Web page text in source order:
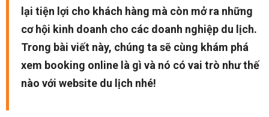
lại tiện lợi cho khách hàng mà còn mở ra những
cơ hội kinh doanh cho các doanh nghiệp du lịch.
Trong bài viết này, chúng ta sẽ cùng khám phá
xem booking online là gì và nó có vai trò như thế
nào với website du lịch nhé!